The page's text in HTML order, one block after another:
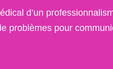
d’un
problèmes pour